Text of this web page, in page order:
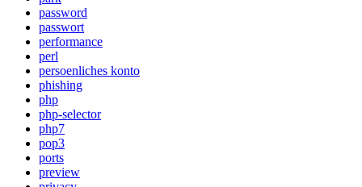
password
passwort
performance
perl
persoenliches konto
phishing
php
php-selector
php7
pop3
ports
preview